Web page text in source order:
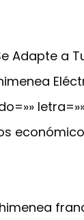
Adapte a